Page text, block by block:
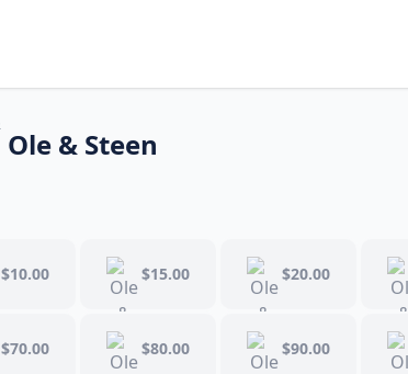
Ole & Steen
$10.00 $15.00 $20.00
$70.00 $80.00 $90.00